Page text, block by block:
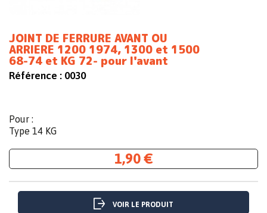
JOINT DE FERRURE AVANT OU
ARRIERE 1200 1974, 1300 et 1500
68-74 et KG 72- pour l'avant
Référence : 0030
Pour :
Type 14 KG
1,90 €
VOIR LE PRODUIT